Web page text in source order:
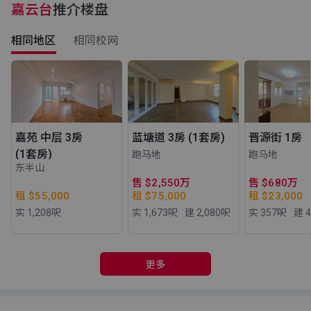
嘉云台推介楼盘
相同地区 相同校网
嘉苑 中层 3房
(1套房)
东半山
租 $55,000
实 1,208呎
蓝塘道 3房 (1套房)
跑马地
售 $2,550万
租 $75,000
实 1,673呎 建 2,080呎
晋源街 1房
跑马地
售 $680万
租 $23,000
实 357呎 建
更多